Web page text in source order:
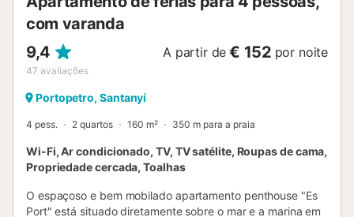
com varanda
9,4
47 avaliações
A partir de € 152 por noite
Portopetro, Santanyí
4 pess. 2 quartos 160 m² 350 m para a praia
Wi-Fi, Ar condicionado, TV, TV satélite, Roupas de cama,
Propriedade cercada, Toalhas
O espaçoso e bem mobilado apartamento penthouse "Es
Port" está situado diretamente sobre o mar e a marina em